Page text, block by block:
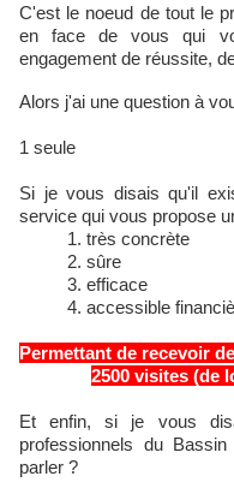
C'est le noeud de tout le
en face de vous qui
engagement de réussite,
Alors j'ai une question à
1 seule
Si je vous disais qu'il
service qui vous propose
très concrète
sûre
efficace
accessible
Permettant de recevoir
2500 visites (de
Et enfin, si je vous
professionnels du
parler ?